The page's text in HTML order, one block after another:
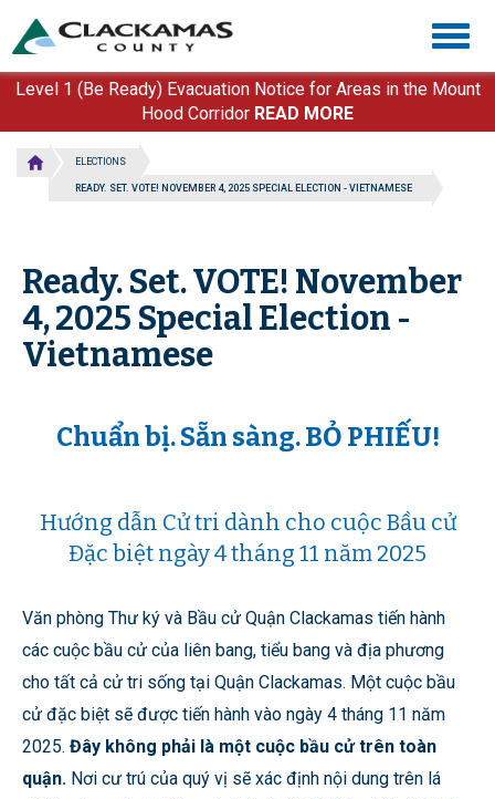
main
content
Level 1 (Be Ready) Evacuation Notice for Areas in the Mount
Hood Corridor READ MORE
ELECTIONS
READY. SET. VOTE! NOVEMBER 4, 2025 SPECIAL ELECTION - VIETNAMESE
Ready. Set. VOTE! November
4, 2025 Special Election -
Vietnamese
Chuẩn bị. Sẵn sàng. BỎ PHIẾU!
Hướng dẫn Cử tri dành cho cuộc Bầu cử
Đặc biệt ngày 4 tháng 11 năm 2025
Văn phòng Thư ký và Bầu cử Quận Clackamas tiến hành
các cuộc bầu cử của liên bang, tiểu bang và địa phương
cho tất cả cử tri sống tại Quận Clackamas. Một cuộc bầu
cử đặc biệt sẽ được tiến hành vào ngày 4 tháng 11 năm
2025. Đây không phải là một cuộc bầu cử trên toàn
quận. Nơi cư trú của quý vị sẽ xác định nội dung trên lá